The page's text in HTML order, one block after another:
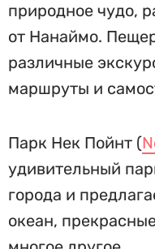
природное чудо,
от Нанаймо.
различные
маршруты и
Парк Нек Пойнт (
удивительный
города и
океан,